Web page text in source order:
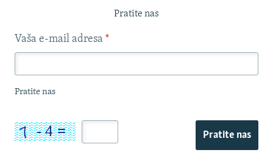
Pratite nas
Vaša e-mail adresa *
Pratite nas
Pratite nas